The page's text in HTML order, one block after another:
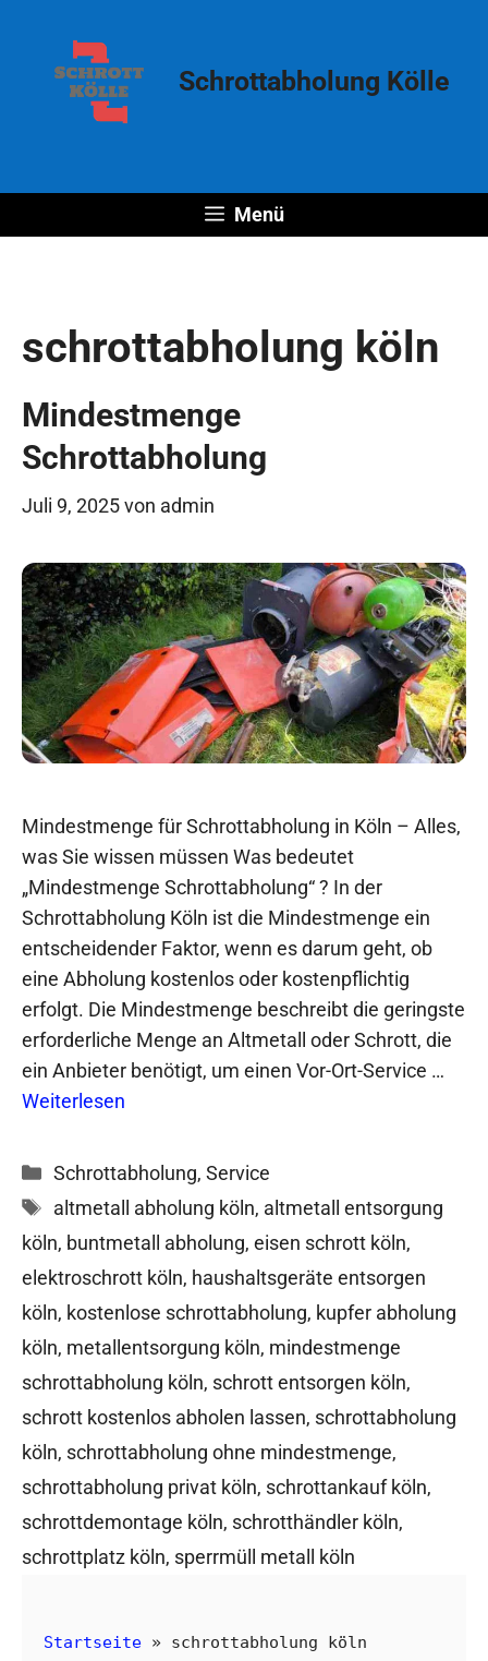
springen
Schrottabholung Kölle
Menü
schrottabholung köln
Mindestmenge
Schrottabholung
Juli 9, 2025von admin
Mindestmenge für Schrottabholung in Köln – Alles,
was Sie wissen müssen Was bedeutet
„Mindestmenge Schrottabholung“ ? In der
Schrottabholung Köln ist die Mindestmenge ein
entscheidender Faktor, wenn es darum geht, ob
eine Abholung kostenlos oder kostenpflichtig
erfolgt. Die Mindestmenge beschreibt die geringste
erforderliche Menge an Altmetall oder Schrott, die
ein Anbieter benötigt, um einen Vor-Ort-Service …
Weiterlesen
Kategorien
Schrottabholung, Service
Schlagwörter
altmetall abholung köln, altmetall entsorgung
köln, buntmetall abholung, eisen schrott köln,
elektroschrott köln, haushaltsgeräte entsorgen
köln, kostenlose schrottabholung, kupfer abholung
köln, metallentsorgung köln, mindestmenge
schrottabholung köln, schrott entsorgen köln,
schrott kostenlos abholen lassen, schrottabholung
köln, schrottabholung ohne mindestmenge,
schrottabholung privat köln, schrottankauf köln,
schrottdemontage köln, schrotthändler köln,
schrottplatz köln, sperrmüll metall köln
Startseite » schrottabholung köln